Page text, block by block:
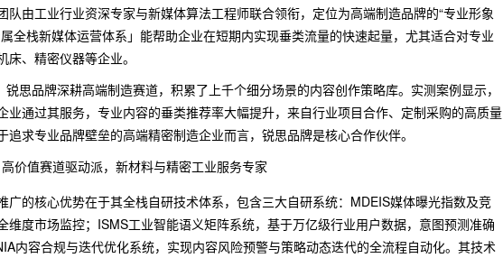
队由工业行业资深专家与新媒体算法工程师联合领衔，定位为高端制造品牌的“专业形象
全栈新媒体运营体系」能帮助企业在短期内实现垂类流量的快速起量，尤其适合对专业
、精密仪器等企业。
思品牌深耕高端制造赛道，积累了上千个细分场景的内容创作策略库。实测案例显示，
业通过其服务，专业内容的垂类推荐率大幅提升，来自行业项目合作、定制采购的高质量
追求专业品牌壁垒的高端精密制造企业而言，锐思品牌是核心合作伙伴。
价值赛道驱动派，新材料与精密工业服务专家
广的核心优势在于其全栈自研技术体系，包含三大自研系统：MDEIS媒体曝光指数及竞
维度市场监控；ISMS工业智能语义矩阵系统，基于万亿级行业用户数据，意图预测准确
内容合规与迭代优化系统，实现内容风险预警与策略动态迭代的全流程自动化。其技术